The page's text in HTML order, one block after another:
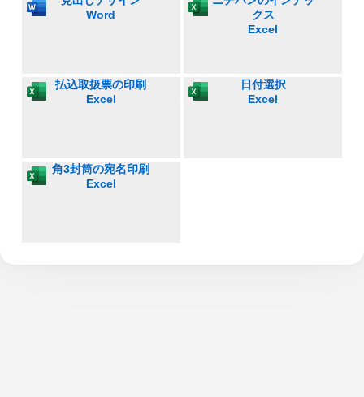
Word
クス
Excel
払込取扱票の印刷
Excel
日付選択
Excel
角3封筒の宛名印刷
Excel